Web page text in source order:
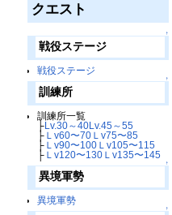
クエスト
↑
戦役ステージ
戦役ステージ
↑
訓練所
訓練所一覧
├Lv.30～40Lv.45～55
├Ｌv60〜70Ｌv75〜85
├Ｌv90〜100Ｌv105〜115
├Ｌv120〜130Ｌv135〜145
↑
異境軍勢
異境軍勢
↑